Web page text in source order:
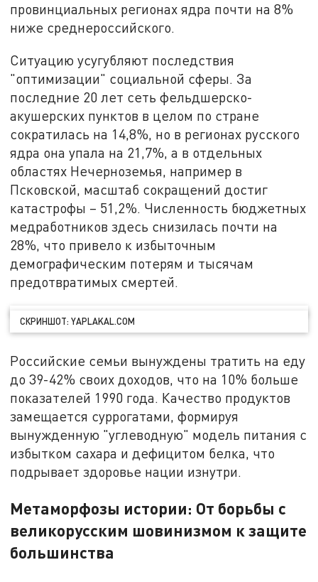
провинциальных регионах ядра почти на 8%
ниже среднероссийского.
Ситуацию усугубляют последствия
"оптимизации" социальной сферы. За
последние 20 лет сеть фельдшерско-
акушерских пунктов в целом по стране
сократилась на 14,8%, но в регионах русского
ядра она упала на 21,7%, а в отдельных
областях Нечерноземья, например в
Псковской, масштаб сокращений достиг
катастрофы – 51,2%. Численность бюджетных
медработников здесь снизилась почти на
28%, что привело к избыточным
демографическим потерям и тысячам
предотвратимых смертей.
СКРИНШОТ: YAPLAKAL.COM
Российские семьи вынуждены тратить на еду
до 39-42% своих доходов, что на 10% больше
показателей 1990 года. Качество продуктов
замещается суррогатами, формируя
вынужденную "углеводную" модель питания с
избытком сахара и дефицитом белка, что
подрывает здоровье нации изнутри.
Метаморфозы истории: От борьбы с
великорусским шовинизмом к защите
большинства